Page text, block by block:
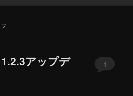
アップデ
1